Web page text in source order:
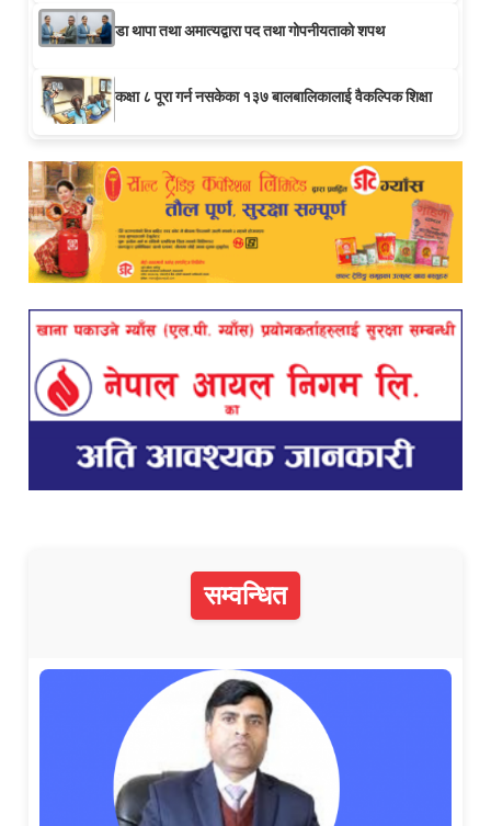
डा थापा तथा अमात्यद्वारा पद तथा गोपनीयताको शपथ
कक्षा ८ पूरा गर्न नसकेका १३७ बालबालिकालाई वैकल्पिक शिक्षा
सम्वन्धित